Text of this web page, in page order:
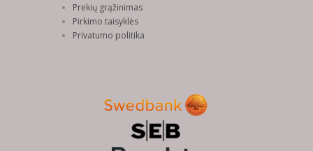
Prekių grąžinimas
Pirkimo taisyklės
Privatumo politika